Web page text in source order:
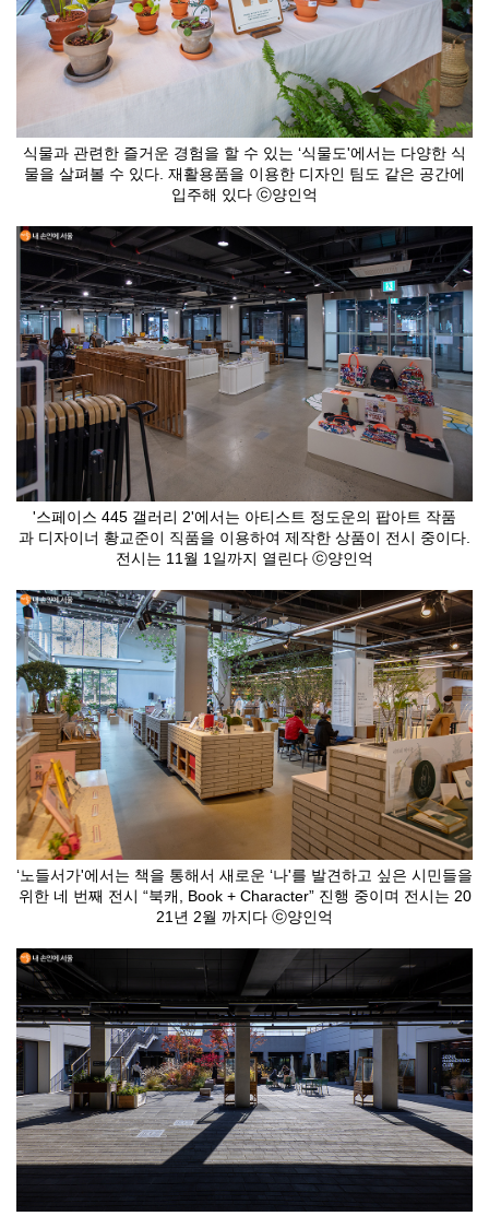
식물과 관련한 즐거운 경험을 할 수 있는 ‘식물도'에서는 다양한 식
물을 살펴볼 수 있다. 재활용품을 이용한 디자인 팀도 같은 공간에
입주해 있다 ⓒ양인억
'스페이스 445 갤러리 2'에서는 아티스트 정도운의 팝아트 작품
과 디자이너 황교준이 직품을 이용하여 제작한 상품이 전시 중이다.
전시는 11월 1일까지 열린다 ⓒ양인억
‘노들서가'에서는 책을 통해서 새로운 ‘나'를 발견하고 싶은 시민들을
위한 네 번째 전시 “북캐, Book + Character” 진행 중이며 전시는 20
21년 2월 까지다 ⓒ양인억